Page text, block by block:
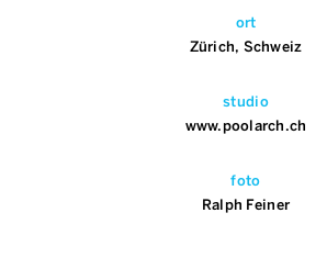
ort
Zürich, Schweiz
studio
www.poolarch.ch
foto
Ralph Feiner